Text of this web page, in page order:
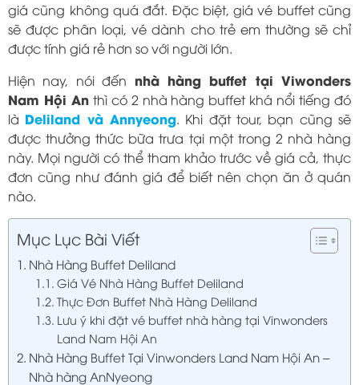
giá cũng không quá đắt. Đặc biệt, giá vé buffet cũng
sẽ được phân loại, vé dành cho trẻ em thường sẽ chỉ
được tính giá rẻ hơn so với người lớn.
Hiện nay, nói đến nhà hàng buffet tại Viwonders
Nam Hội Anthì có 2 nhà hàng buffet khá nổi tiếng đó
làDeliland và Annyeong. Khi đặt tour, bạn cũng sẽ
được thưởng thức bữa trưa tại một trong 2 nhà hàng
này. Mọi người có thể tham khảo trước về giá cả, thực
đơn cũng như đánh giá để biết nên chọn ăn ở quán
nào.
Mục Lục Bài Viết
Nhà Hàng Buffet Deliland
Giá Vé Nhà Hàng Buffet Deliland
Thực Đơn Buffet Nhà Hàng Deliland
Lưu ý khi đặt vé buffet nhà hàng tại Vinwonders
Land Nam Hội An
Nhà Hàng Buffet Tại Vinwonders Land Nam Hội An –
Nhà hàng AnNyeong